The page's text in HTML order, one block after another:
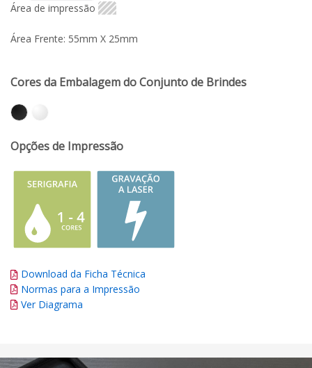
Área de impressão
Área Frente: 55mm X 25mm
Cores da Embalagem do Conjunto de Brindes
Opções de Impressão
Download da Ficha Técnica
Normas para a Impressão
Ver Diagrama